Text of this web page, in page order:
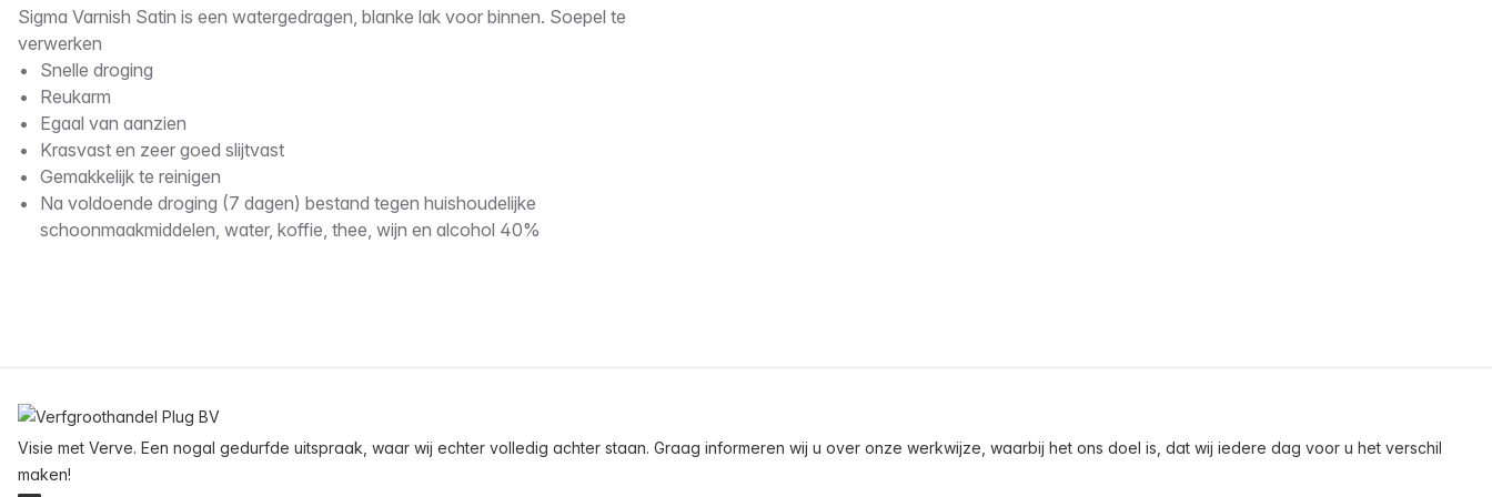
Omschrijving
Sigma Varnish Satin is een watergedragen, blanke lak voor binnen. Soepel te
verwerken
Snelle droging
Reukarm
Egaal van aanzien
Krasvast en zeer goed slijtvast
Gemakkelijk te reinigen
Na voldoende droging (7 dagen) bestand tegen huishoudelijke
schoonmaakmiddelen, water, koffie, thee, wijn en alcohol 40%
Visie met Verve. Een nogal gedurfde uitspraak, waar wij echter volledig achter staan. Graag informeren wij u over onze werkwijze, waarbij het ons doel is, dat wij iedere dag voor u het verschil
maken!